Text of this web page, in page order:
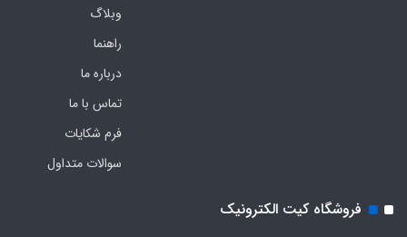
وبلاگ
راهنما
درباره ما
تماس با ما
فرم‌ شکایات
سوالات متداول
فروشگاه کیت الکترونیک